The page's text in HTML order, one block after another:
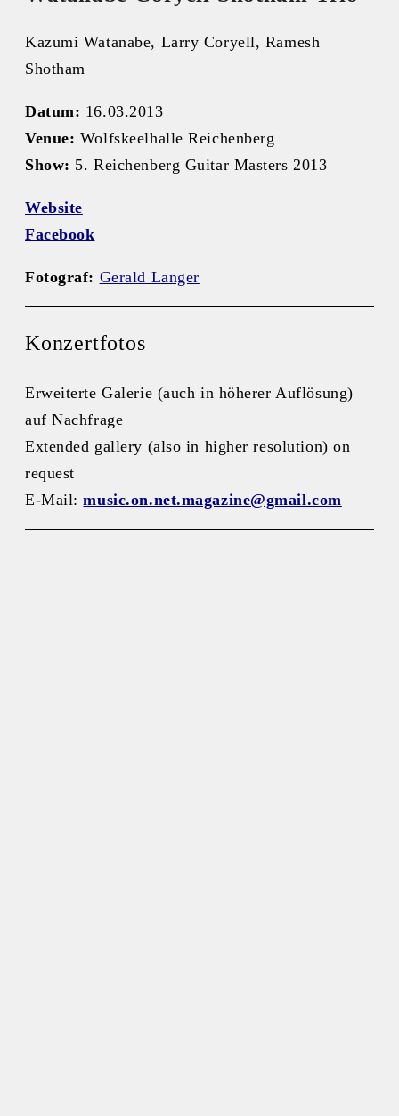
Kazumi Watanabe, Larry Coryell, Ramesh
Shotham
Datum: 16.03.2013
Venue: Wolfskeelhalle Reichenberg
Show: 5. Reichenberg Guitar Masters 2013
Website
Facebook
Fotograf: Gerald Langer
Konzertfotos
Erweiterte Galerie (auch in höherer Auflösung)
auf Nachfrage
Extended gallery (also in higher resolution) on
request
E-Mail:music.on.net.magazine@gmail.com